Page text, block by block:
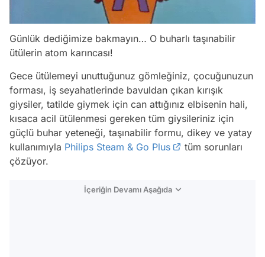
Günlük dediğimize bakmayın… O buharlı taşınabilir
ütülerin atom karıncası!
Gece ütülemeyi unuttuğunuz gömleğiniz, çocuğunuzun
forması, iş seyahatlerinde bavuldan çıkan kırışık
giysiler, tatilde giymek için can attığınız elbisenin hali,
kısaca acil ütülenmesi gereken tüm giysileriniz için
güçlü buhar yeteneği, taşınabilir formu, dikey ve yatay
kullanımıyla Philips Steam & Go Plus
tüm sorunları
çözüyor.
İçeriğin Devamı Aşağıda